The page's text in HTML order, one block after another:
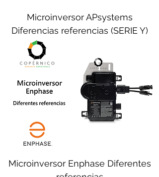
Microinversor APsystems
Diferencias referencias (SERIE Y)
Microinversor Enphase Diferentes